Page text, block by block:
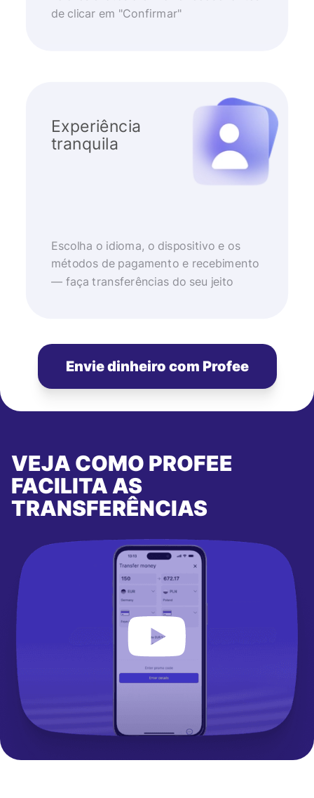
de clicar em "Confirmar"
Experiência
tranquila
Escolha o idioma, o dispositivo e os
métodos de pagamento e recebimento
— faça transferências do seu jeito
Envie dinheiro com Profee
VEJA COMO PROFEE
FACILITA AS
TRANSFERÊNCIAS